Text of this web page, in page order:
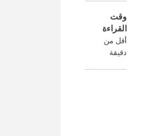
وقت
القراءة
أقل من
دقيقة